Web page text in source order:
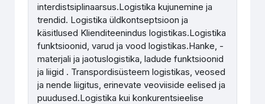
interdistsiplinaarsus.Logistika kujunemine ja
trendid. Logistika üldkontseptsioon ja
käsitlused Klienditeenindus logistikas.Logistika
funktsioonid, varud ja vood logistikas.Hanke, -
materjali ja jaotuslogistika, ladude funktsioonid
ja liigid . Transpordisüsteem logistikas, veosed
ja nende liigitus, erinevate veoviiside eelised ja
puudused.Logistika kui konkurentsieelise